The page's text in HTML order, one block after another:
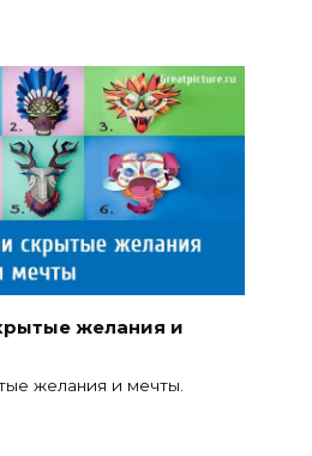
желания и
желания и мечты.